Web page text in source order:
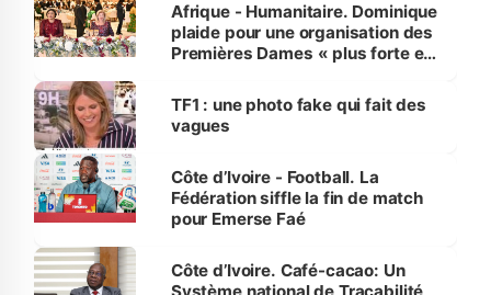
Afrique - Humanitaire. Dominique
plaide pour une organisation des
Premières Dames « plus forte et
sur la scène internationale »
TF1 : une photo fake qui fait des
vagues
Côte d’Ivoire - Football. La
Fédération siffle la fin de match
pour Emerse Faé
Côte d’Ivoire. Café-cacao: Un